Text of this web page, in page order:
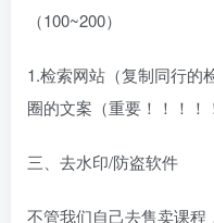
（100~200）
1.检索网站（复制同行的
圈的文案（重要！！！！
三、去水印/防盗软件
不管我们自己去售卖课程